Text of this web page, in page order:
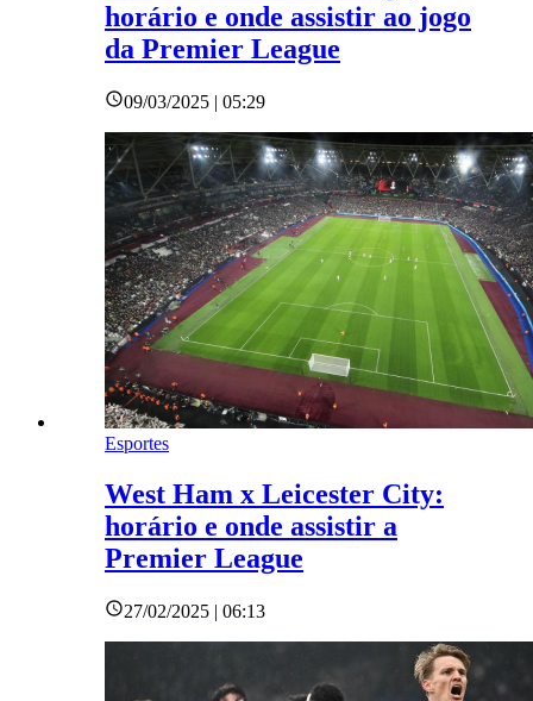
horário e onde assistir ao jogo
da Premier League
09/03/2025 | 05:29
Esportes
West Ham x Leicester City:
horário e onde assistir a
Premier League
27/02/2025 | 06:13